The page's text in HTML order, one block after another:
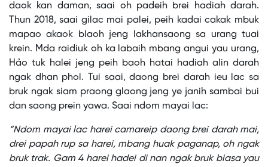
daok kan daman, saai oh padeih brei hadiah darah.
Thun 2018, saai gilac mai palei, peih kadai cakak mbuk
mapao akaok blaoh jeng lakhansaong sa urang tuai
krein. Mda raidiuk oh ka labaih mbang angui yau urang,
Hảo tuk halei jeng peih baoh hatai hadiah alin darah
ngak dhan phol. Tui saai, daong brei darah ieu lac sa
bruk ngak siam praong glaong jeng ye janih sambai bui
dan saong prein yawa. Saai ndom mayai lac:
“Ndom mayai lac harei camareip daong brei darah mai,
drei papah rup sa harei, mbang huak paganap, oh ngak
bruk trak. Gam 4 harei hadei di nan ngak bruk biasa yau